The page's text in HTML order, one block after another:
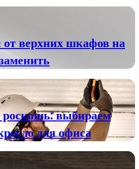
верхних шкафов на
выбираем
для офиса